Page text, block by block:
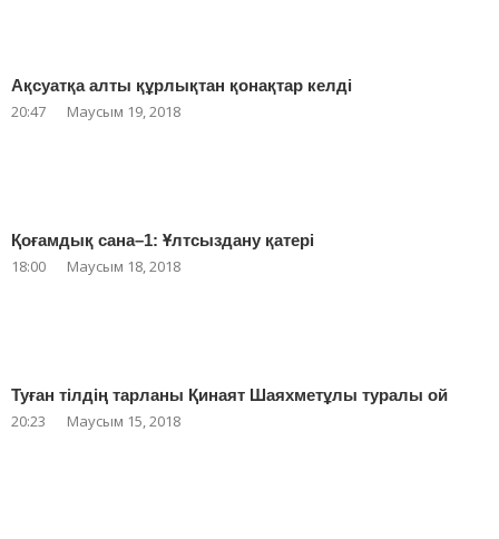
Ақсуатқа алты құрлықтан қонақтар келді
20:47 Маусым 19, 2018
Қоғамдық сана–1: Ұлтсыздану қатері
18:00 Маусым 18, 2018
Туған тілдің тарланы Қинаят Шаяхметұлы туралы ой
20:23 Маусым 15, 2018